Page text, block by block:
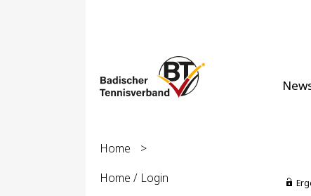
Home
>
Home / Login